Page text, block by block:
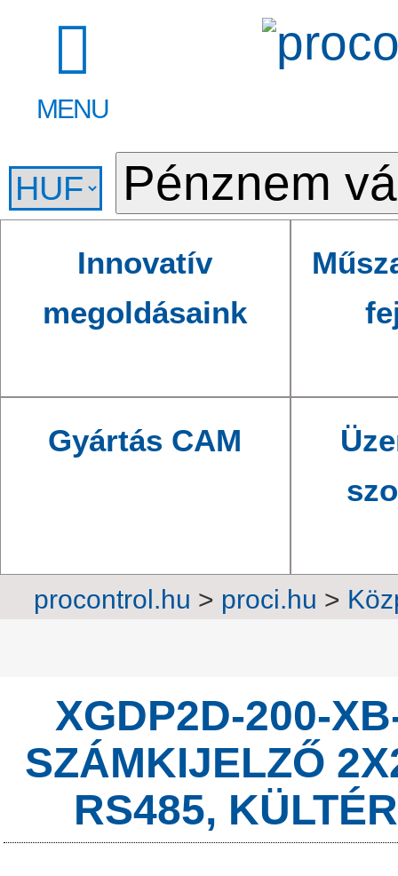
MENU
Innovatív
megoldásaink
Gyártás CAM
procontrol.hu > proci.hu >
XGDP2D-200-
SZÁMKIJELZŐ
RS485,